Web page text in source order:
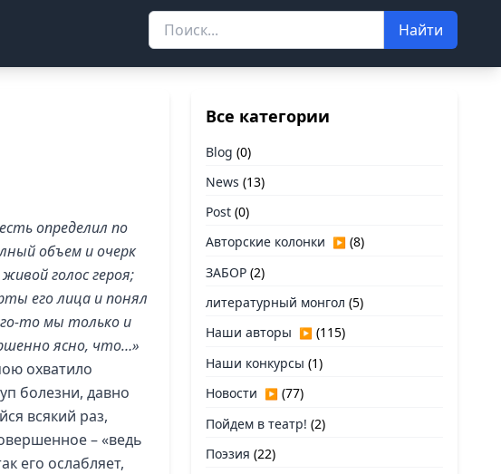
Найти
определил по
объем и очерк
голос героя;
его лица и понял
то мы только и
ясно, что…»
охватило
болезни, давно
всякий раз,
– «ведь
его ослабляет,
Все категории
Blog (0)
News (13)
Post (0)
Авторские колонки ▶ (8)
ЗАБОР (2)
литературный монгол (5)
Наши авторы ▶ (115)
Наши конкурсы (1)
Новости ▶ (77)
Пойдем в театр! (2)
Поэзия (22)